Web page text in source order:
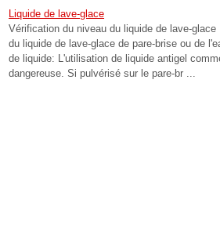
Liquide de lave-glace
Vérification du niveau du liquide de lave-
du liquide de lave-glace de pare-brise ou de
de liquide: L'utilisation de liquide antigel
dangereuse. Si pulvérisé sur le pare-br ...